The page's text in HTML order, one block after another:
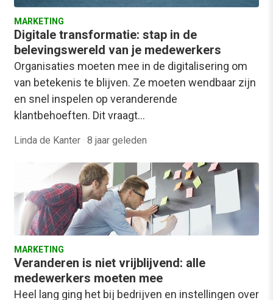
MARKETING
Digitale transformatie: stap in de
belevingswereld van je medewerkers
Organisaties moeten mee in de digitalisering om
van betekenis te blijven. Ze moeten wendbaar zijn
en snel inspelen op veranderende
klantbehoeften. Dit vraagt…
Linda de Kanter · 8 jaar geleden
MARKETING
Veranderen is niet vrijblijvend: alle
medewerkers moeten mee
Heel lang ging het bij bedrijven en instellingen over